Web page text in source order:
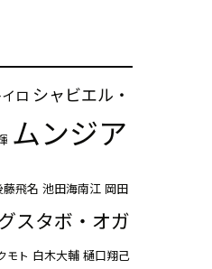
ロ シャビエル・
ムンジア
藤飛名 池田海南江 岡田
スタボ・オガ
モト 白木大輔 樋口翔己